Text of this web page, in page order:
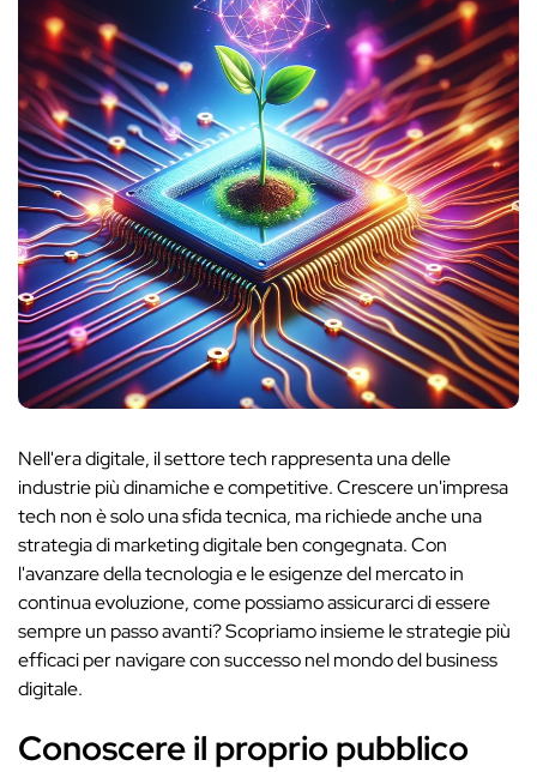
Nell'era digitale, il settore tech rappresenta una delle
industrie più dinamiche e competitive. Crescere un'impresa
tech non è solo una sfida tecnica, ma richiede anche una
strategia di marketing digitale ben congegnata. Con
l'avanzare della tecnologia e le esigenze del mercato in
continua evoluzione, come possiamo assicurarci di essere
sempre un passo avanti? Scopriamo insieme le strategie più
efficaci per navigare con successo nel mondo del business
digitale.
Conoscere il proprio pubblico